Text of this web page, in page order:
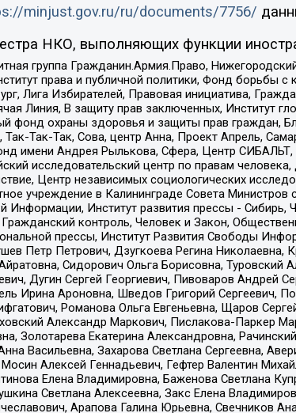
minjust.gov.ru/ru/documents/7756/
НКО, выполняющих функции
группа Гражданин.Армия.Право,
права и публичной политики, Фонд борьбы
Лига Избирателей, Правовая инициатива,
Линия, В защиту прав заключенных, Институт
фонд охраны здоровья и защиты прав граждан,
Так-Так-Так, Сова, центр Анна, Проект Апрель,
имени Андрея Рылькова, Сфера, Центр
исследовательский центр по правам
Центр независимых социологических
учреждение в Калининграде Совета
Информации, Институт развития прессы -
контроль, Человек и Закон,
прессы, Институт Развития Свободы
Петр Петрович, Дзугкоева Регина
Сидорович Ольга Борисовна, Туровский
Дугин Сергей Георгиевич, Пивоваров Андрей
Ирина Ароновна, Шведов Григорий Сергеевич,
Романова Ольга Евгеньевна, Щаров
Александр Маркович, Пислакова-Паркер
Золотарева Екатерина Александровна,
Васильевна, Захарова Светлана Сергеевна,
Алексей Геннадьевич, Гефтер Валентин
Елена Владимировна, Баженова Светлана
Светлана Алексеевна, Закс Елена
Арапова Галина Юрьевна, Свечников